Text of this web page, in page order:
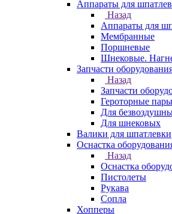
Аппараты для
Назад
Аппараты для
Мембранные
Поршневые
Шнековые.
Запчасти
Назад
Запчасти
Героторные пары
Для
Для шнековых
Валики для шпатлевки
Оснастка
Назад
Оснастка
Пистолеты
Рукава
Сопла
Хопперы